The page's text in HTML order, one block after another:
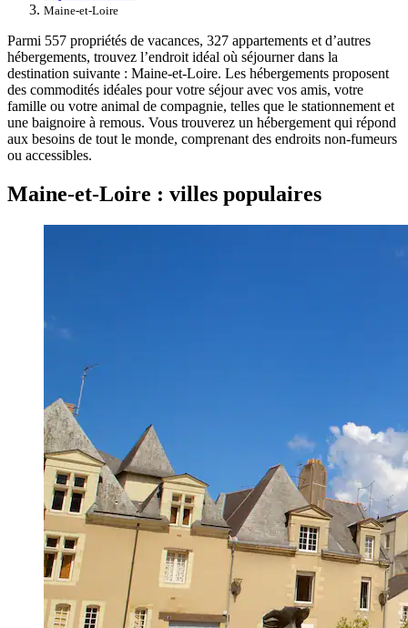
Maine-et-Loire
Parmi 557 propriétés de vacances, 327 appartements et d’autres
hébergements, trouvez l’endroit idéal où séjourner dans la
destination suivante : Maine-et-Loire. Les hébergements proposent
des commodités idéales pour votre séjour avec vos amis, votre
famille ou votre animal de compagnie, telles que le stationnement et
une baignoire à remous. Vous trouverez un hébergement qui répond
aux besoins de tout le monde, comprenant des endroits non-fumeurs
ou accessibles.
Maine-et-Loire : villes populaires